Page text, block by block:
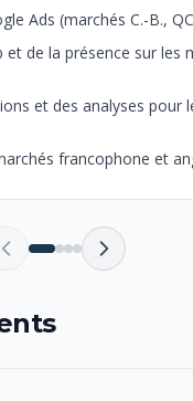
Ads (marchés C.-B.,
de la présence sur les
et des analyses pour
francophone et